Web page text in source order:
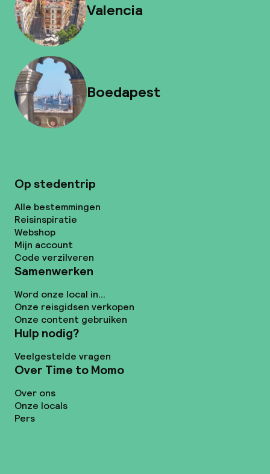
Valencia
Boedapest
Op stedentrip
Alle bestemmingen
Reisinspiratie
Webshop
Mijn account
Code verzilveren
Samenwerken
Word onze local in...
Onze reisgidsen verkopen
Onze content gebruiken
Hulp nodig?
Veelgestelde vragen
Over Time to Momo
Over ons
Onze locals
Pers